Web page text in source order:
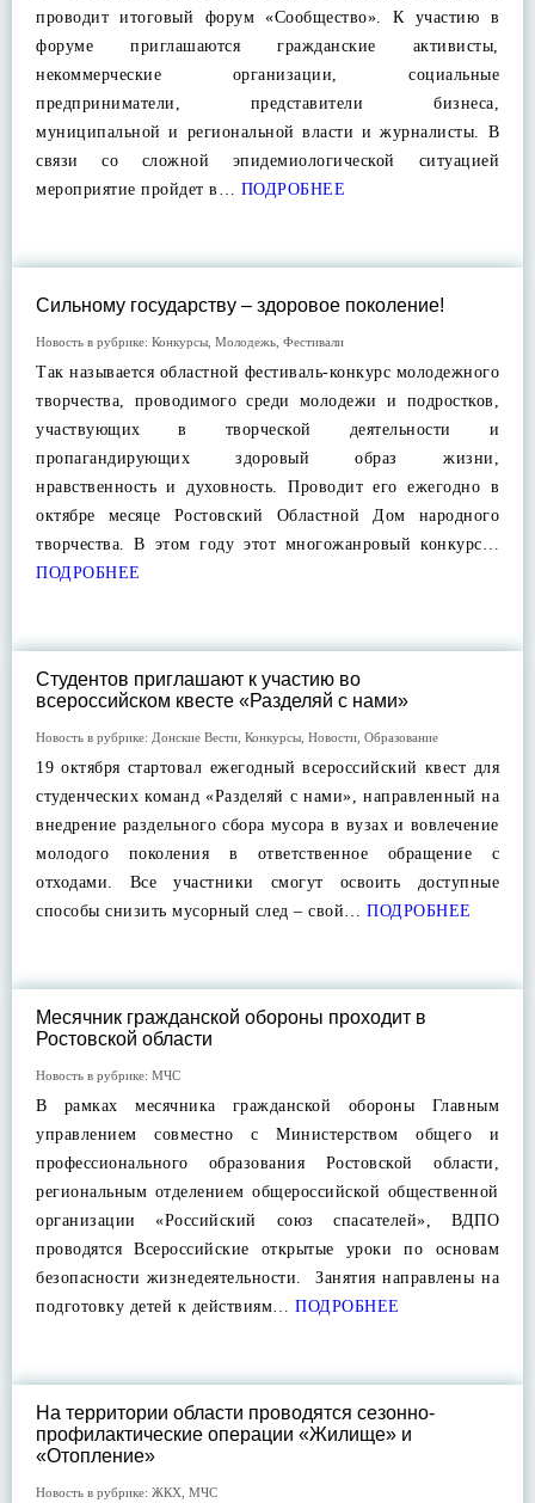
проводит итоговый форум «Сообщество». К участию в
форуме приглашаются гражданские активисты,
некоммерческие организации, социальные
предприниматели, представители бизнеса,
муниципальной и региональной власти и журналисты. В
связи со сложной эпидемиологической ситуацией
мероприятие пройдет в… ПОДРОБНЕЕ
Сильному государству – здоровое поколение!
Новость в рубрике: Конкурсы Молодежь Фестивали
Так называется областной фестиваль-конкурс молодежного
творчества, проводимого среди молодежи и подростков,
участвующих в творческой деятельности и
пропагандирующих здоровый образ жизни,
нравственность и духовность. Проводит его ежегодно в
октябре месяце Ростовский Областной Дом народного
творчества. В этом году этот многожанровый конкурс…
ПОДРОБНЕЕ
Студентов приглашают к участию во
всероссийском квесте «Разделяй с нами»
Новость в рубрике: Донские Вести Конкурсы Новости Образование
19 октября стартовал ежегодный всероссийский квест для
студенческих команд «Разделяй с нами», направленный на
внедрение раздельного сбора мусора в вузах и вовлечение
молодого поколения в ответственное обращение с
отходами. Все участники смогут освоить доступные
способы снизить мусорный след – свой… ПОДРОБНЕЕ
Месячник гражданской обороны проходит в
Ростовской области
Новость в рубрике: МЧС
В рамках месячника гражданской обороны Главным
управлением совместно с Министерством общего и
профессионального образования Ростовской области,
региональным отделением общероссийской общественной
организации «Российский союз спасателей», ВДПО
проводятся Всероссийские открытые уроки по основам
безопасности жизнедеятельности. Занятия направлены на
подготовку детей к действиям… ПОДРОБНЕЕ
На территории области проводятся сезонно-
профилактические операции «Жилище» и
«Отопление»
Новость в рубрике: ЖКХ МЧС